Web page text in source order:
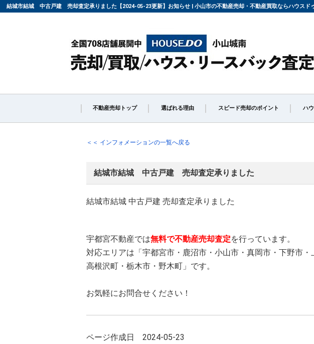
結城市結城 中古戸建 売却査定承りました【2024-05-23更新】お知らせ | 小山市の不動産売却・不動産買取ならハウスド
不動産売却トップ 選ばれる理由 スピード売却のポイント ハ
不動産の売却の流れ
よくある質問 仲介手数料について
＜＜ インフォメーションの一覧へ戻る
結城市結城 中古戸建 売却査定承りました
結城市結城 中古戸建 売却査定承りました
宇都宮不動産では無料で不動産売却査定を行っています。
対応エリアは「宇都宮市・鹿沼市・小山市・真岡市・下野市・
高根沢町・栃木市・野木町」です。
お気軽にお問合せください！
ページ作成日 2024-05-23